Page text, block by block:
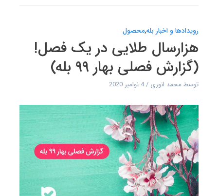
رویدادها و اخبار بله,محصول
هزارسال طلایی در یک فصل!
(گزارش فصلی بهار ۹۹ بله)
توسط محمد انوری 4 نوامبر 2020